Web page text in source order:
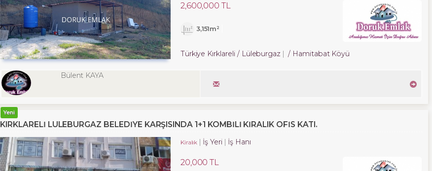
2,600,000 TL
3,151m²
Türkiye Kırklareli / Lüleburgaz / Hamitabat Köyü
Bülent KAYA
Yeni
KIRKLARELİ LÜLEBURGAZ BELEDİYE KARŞISINDA 1+1 KOMBİLİ KİRALIK OFİS KATI.
Kiralık İş Yeri İş Hanı
20,000 TL